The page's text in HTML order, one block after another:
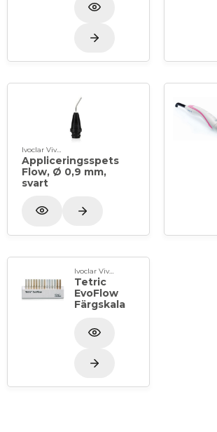
Ivoclar Vivadent
Appliceringsspets
Flow, Ø 0,9 mm,
svart
Ivoclar Vivadent
Tetric
EvoFlow
Färgskala